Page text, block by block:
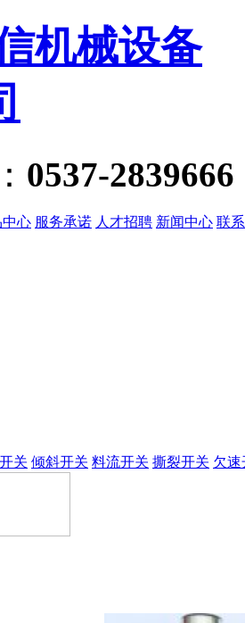
0537-
中心 服务承诺 人才招聘 新闻中心 联
关 倾斜开关 料流开关 撕裂开关 欠速